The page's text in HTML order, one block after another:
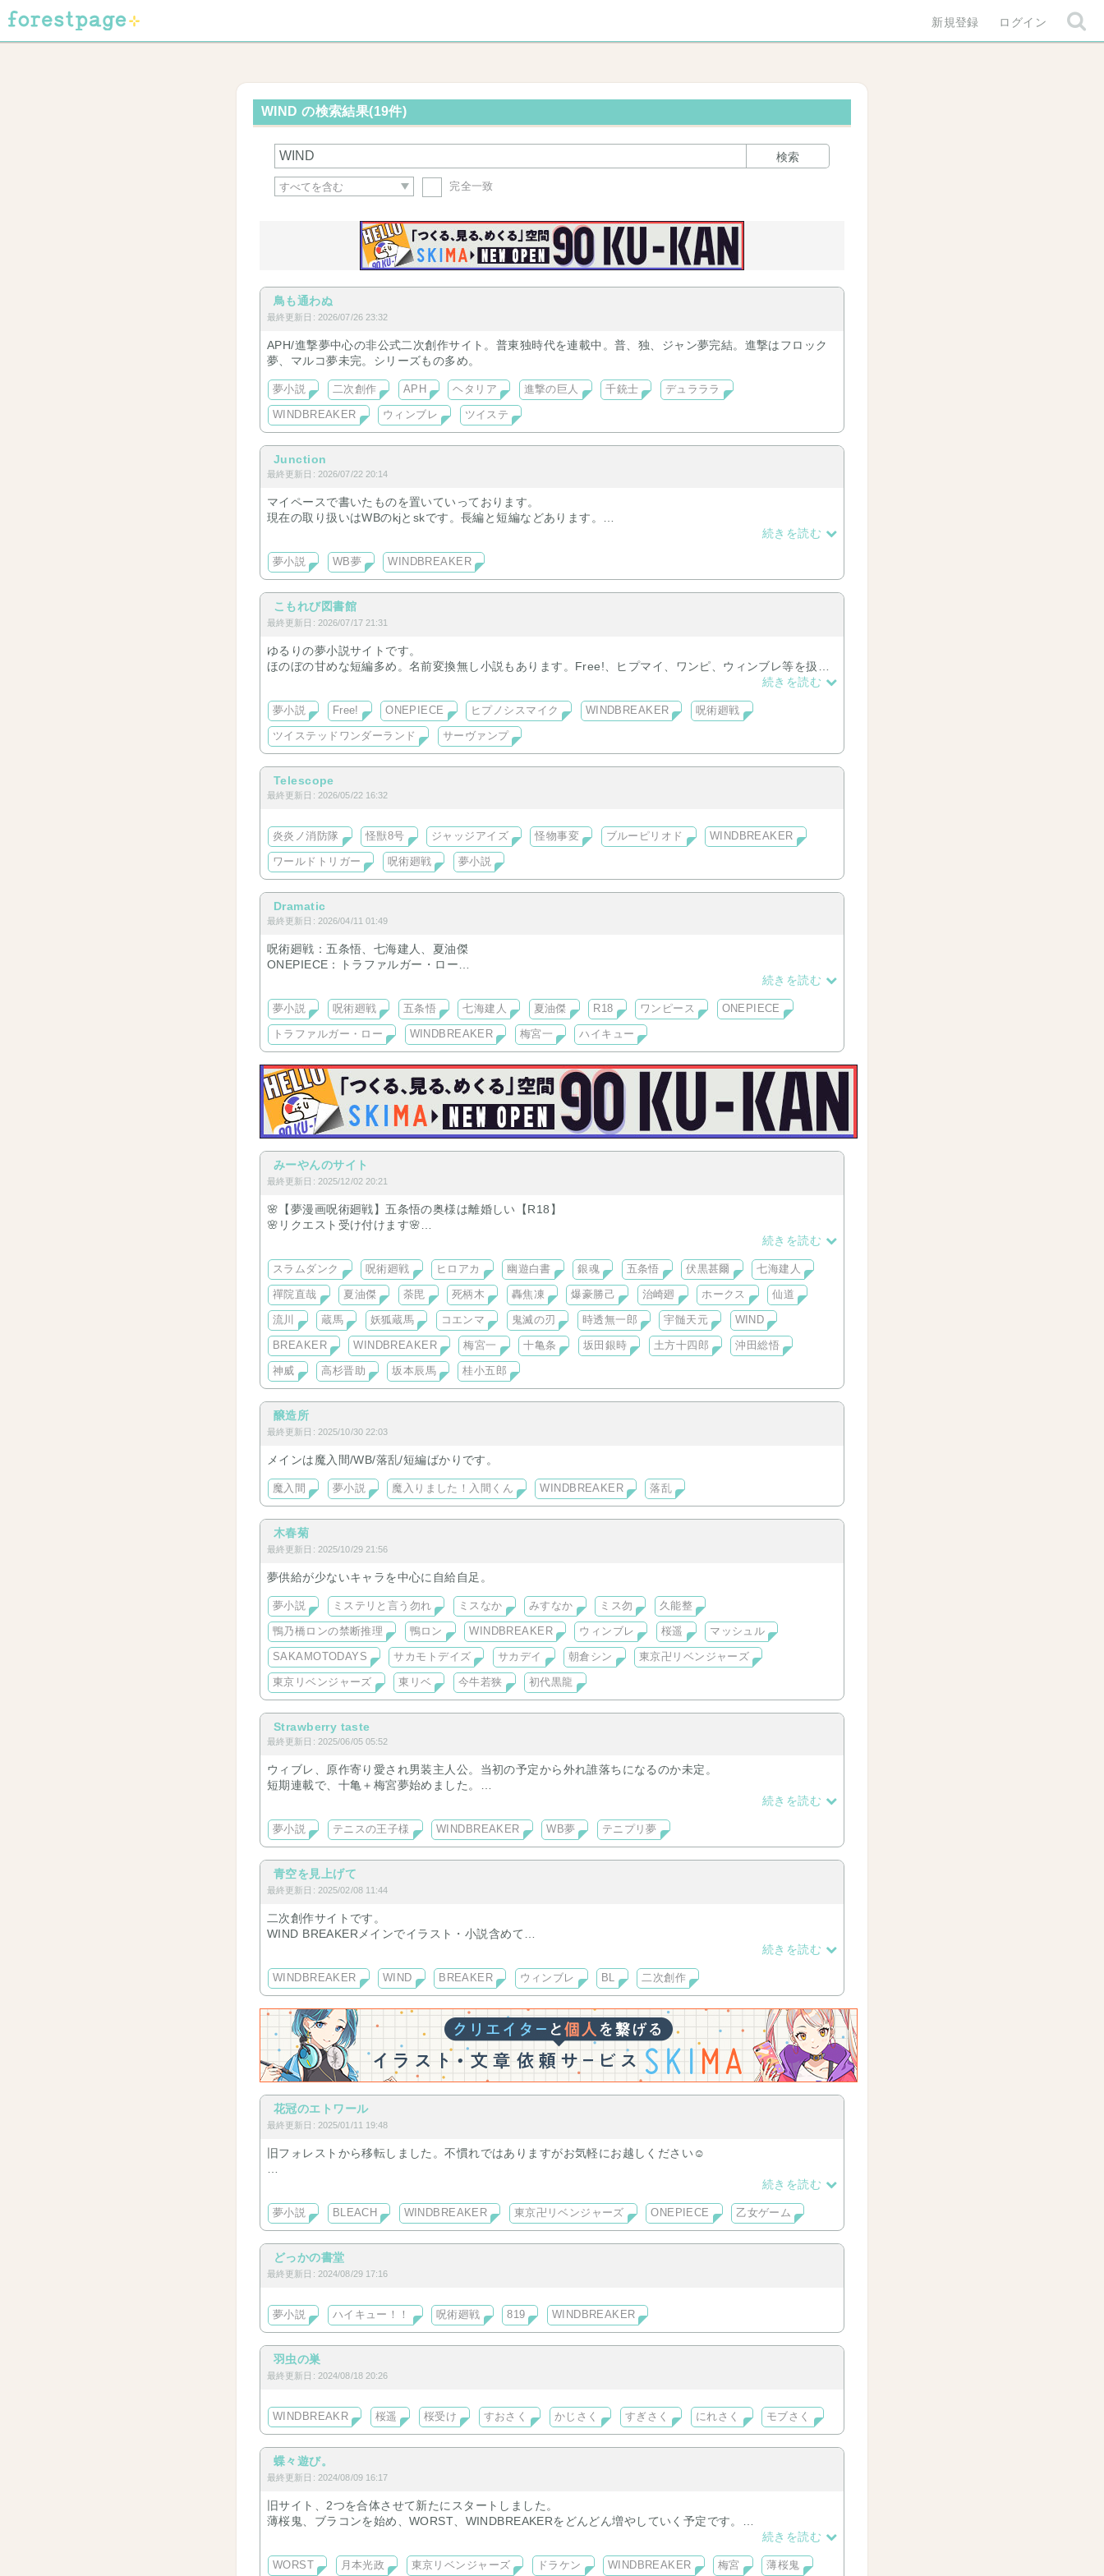
新規登録 ログイン
WIND の検索結果(19件)
検索
完全一致
鳥も通わぬ
最終更新日: 2026/07/26 23:32
APH/進撃夢中心の非公式二次創作サイト。普東独時代を連載中。普、独、ジャン夢完結。進撃はフロック
夢、マルコ夢未完。シリーズもの多め。
夢小説 二次創作 APH ヘタリア 進撃の巨人 千銃士 デュラララ
WINDBREAKER ウィンブレ ツイステ
Junction
最終更新日: 2026/07/22 20:14
マイペースで書いたものを置いていっております。
現在の取り扱いはWBのkjとskです。長編と短編などあります。
続きを読む
夢小説 WB夢 WINDBREAKER
こもれび図書館
最終更新日: 2026/07/17 21:31
ゆるりの夢小説サイトです。
ほのぼの甘めな短編多め。名前変換無し小説もあります。Free!、ヒプマイ、ワンピ、ウィンブレ等を扱っ
続きを読む
夢小説 Free! ONEPIECE ヒプノシスマイク WINDBREAKER 呪術廻戦
ツイステッドワンダーランド サーヴァンプ
Telescope
最終更新日: 2026/05/22 16:32
炎炎ノ消防隊 怪獣8号 ジャッジアイズ 怪物事変 ブルーピリオド WINDBREAKER
ワールドトリガー 呪術廻戦 夢小説
Dramatic
最終更新日: 2026/04/11 01:49
呪術廻戦：五条悟、七海建人、夏油傑
ONEPIECE：トラファルガー・ロー
夢小説を扱うサイトです
続きを読む
夢小説 呪術廻戦 五条悟 七海建人 夏油傑 R18 ワンピース ONEPIECE
トラファルガー・ロー WINDBREAKER 梅宮一 ハイキュー
みーやんのサイト
最終更新日: 2025/12/02 20:21
🌸【夢漫画呪術廻戦】五条悟の奥様は離婚しい【R18】
🌸リクエスト受け付けます🌸
🌸他夢小説🌸
中編【完結】【呪術廻戦】悪い男【R18】
長編【完結】【呪術廻戦】五条悟から逃れたいので呪詛師目指します【R18】
中編【完結】【WIND BREAKER】夜が明けたら【R18】梅宮一
長編【WIND BREAKER】My,friend【R18】梅宮一・十亀条執筆中
長編【呪術廻戦】五条悟の奥様は離婚したい【R指定】執筆中
長編【呪術廻戦】禪院直哉→私←五条悟❇︎傷だらけの婚約者❇︎【R指定】執筆中
長編【ヒロアカ】蒼炎を縛る【R指定】執筆中
5️⃣奥様
悟が五条家当主になった18歳の時に結婚した主人公。
当主になった途端に結婚、子供とうんざりだった悟は、
美しく、大人しく、何でも言う事を聞く主人公と結婚した。
しかし、その奥様が10年後に反旗を翻した。
『離婚して下さい。』
『へぇ……何で？』
最初は相手にしていなかった僕だが、うちの奥さんは只者じゃ無かった。
大人しく順応力に長けていると思っていた自分の嫁は、悟を凌ぐほどの破天荒さを持っていた。
彼女が出した条件が『愛人を作る』事だった。
ーーーーーーーーーーー
それに嫌気がさした主人公が、悟との離婚を勝ち取る為に奮闘します。
『何で愛人？』
『SEXで満足したいから。』
『それなら僕が……。』
初めて意味のある会話をしたのが夫婦の離婚の話だった。
離婚したい主人公。
後々面倒くさくなるので離婚は回避したい悟。
10年、時を共にした夫婦のガチバトル。
『ふーん……頑張って。』
『💢』
続きを読む
スラムダンク 呪術廻戦 ヒロアカ 幽遊白書 銀魂 五条悟 伏黒甚爾 七海建人
禪院直哉 夏油傑 荼毘 死柄木 轟焦凍 爆豪勝己 治崎廻 ホークス 仙道
流川 蔵馬 妖狐蔵馬 コエンマ 鬼滅の刃 時透無一郎 宇髄天元 WIND
BREAKER WINDBREAKER 梅宮一 十亀条 坂田銀時 土方十四郎 沖田総悟
神威 高杉晋助 坂本辰馬 桂小五郎
醸造所
最終更新日: 2025/10/30 22:03
メインは魔入間/WB/落乱/短編ばかりです。
魔入間 夢小説 魔入りました！入間くん WINDBREAKER 落乱
木春菊
最終更新日: 2025/10/29 21:56
夢供給が少ないキャラを中心に自給自足。
夢小説 ミステリと言う勿れ ミスなか みすなか ミス勿 久能整
鴨乃橋ロンの禁断推理 鴨ロン WINDBREAKER ウィンブレ 桜遥 マッシュル
SAKAMOTODAYS サカモトデイズ サカデイ 朝倉シン 東京卍リベンジャーズ
東京リベンジャーズ 東リベ 今牛若狭 初代黒龍
Strawberry taste
最終更新日: 2025/06/05 05:52
ウィブレ、原作寄り愛され男装主人公。当初の予定から外れ誰落ちになるのか未定。
短期連載で、十亀＋梅宮夢始めました。
続きを読む
夢小説 テニスの王子様 WINDBREAKER WB夢 テニプリ夢
青空を見上げて
最終更新日: 2025/02/08 11:44
二次創作サイトです。
WIND BREAKERメインでイラスト・小説含めて
続きを読む
WINDBREAKER WIND BREAKER ウィンブレ BL 二次創作
花冠のエトワール
最終更新日: 2025/01/11 19:48
旧フォレストから移転しました。不慣れではありますがお気軽にお越しください☺︎︎
まだ移行してる最中なので作品は少ないですが【BLEACH】【東リべ】【WB】【OP】【乙女ゲーム】を取
ｷﾞｬﾗﾘｰには各作品の夢主をイメージ画として載せておりますのでご参考までに(* .ˬ.)
続きを読む
夢小説 BLEACH WINDBREAKER 東京卍リベンジャーズ ONEPIECE 乙女ゲーム
どっかの書堂
最終更新日: 2024/08/29 17:16
夢小説 ハイキュー！！ 呪術廻戦 819 WINDBREAKER
羽虫の巣
最終更新日: 2024/08/18 20:26
WINDBREAKR 桜遥 桜受け すおさく かじさく すぎさく にれさく モブさく
蝶々遊び。
最終更新日: 2024/08/09 16:17
旧サイト、2つを合体させて新たにスタートしました。
薄桜鬼、ブラコンを始め、WORST、WINDBREAKERをどんどん増やしていく予定です。
続きを読む
WORST 月本光政 東京リベンジャーズ ドラケン WINDBREAKER 梅宮 薄桜鬼